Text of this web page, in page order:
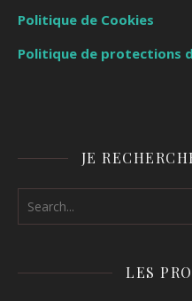
Politique de Cookies
Politique de protections
JE
LES